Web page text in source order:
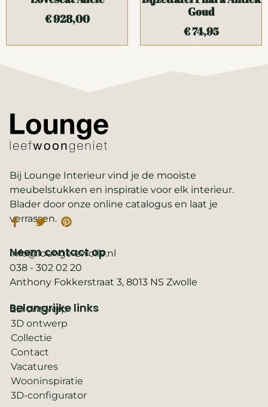
€928,00
Goud
€74,95
Bij Lounge Interieur vind je de mooiste
meubelstukken en inspiratie voor elk interieur.
Blader door onze online catalogus en laat je
verrassen.
Belangrijke links
2D ontwerp
3D ontwerp
Collectie
Contact
Vacatures
Wooninspiratie
3D-configurator
Neem contact op
info@lounge-zwolle.nl
038 - 302 02 20
Anthony Fokkerstraat 3, 8013 NS Zwolle